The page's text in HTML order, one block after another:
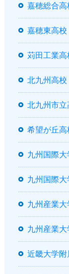
嘉穂総合
嘉穂東高校
苅田工業高
北九州高校
北九州市立
希望が丘高
九州国際
九州国際
九州産業
九州産業
近畿大学附